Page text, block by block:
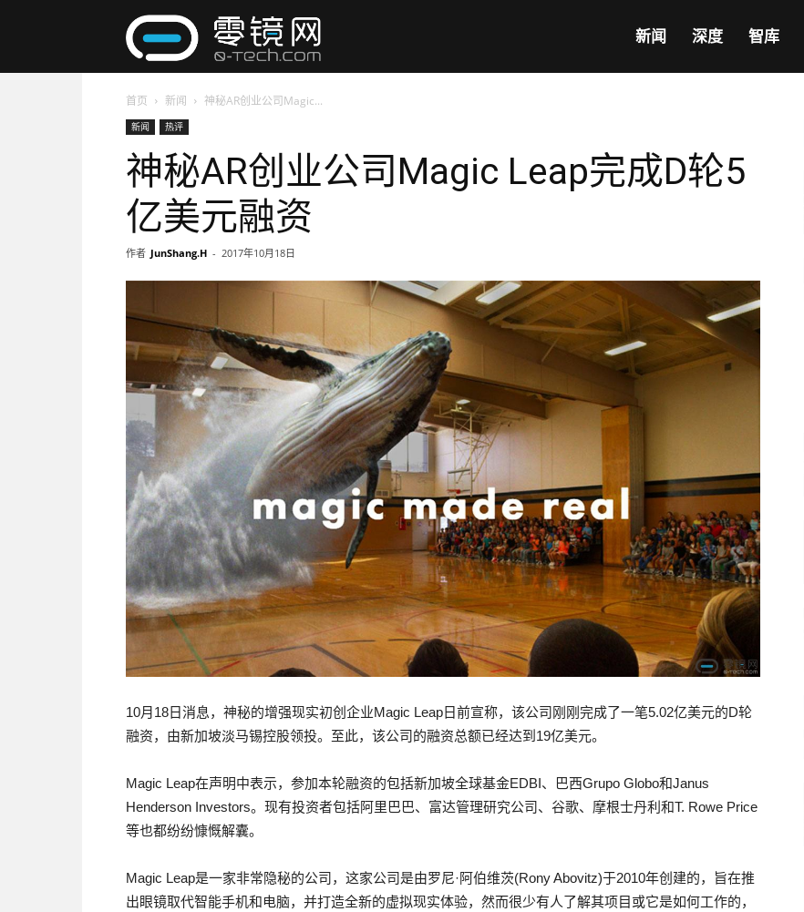
镜
网
新闻 深度 智库
首页 新闻 神秘AR创业公司Magic...
新闻 热评
神秘AR创业公司Magic Leap完成D轮5
亿美元融资
作者 JunShang.H - 2017年10月18日
10月18日消息，神秘的增强现实初创企业Magic Leap日前宣称，该公司刚刚完成了一笔5.02亿美元的D轮
融资，由新加坡淡马锡控股领投。至此，该公司的融资总额已经达到19亿美元。
Magic Leap在声明中表示，参加本轮融资的包括新加坡全球基金EDBI、巴西Grupo Globo和Janus
Henderson Investors。现有投资者包括阿里巴巴、富达管理研究公司、谷歌、摩根士丹利和T. Rowe Price
等也都纷纷慷慨解囊。
Magic Leap是一家非常隐秘的公司，这家公司是由罗尼·阿伯维茨(Rony Abovitz)于2010年创建的，旨在推
出眼镜取代智能手机和电脑，并打造全新的虚拟现实体验，然而很少有人了解其项目或它是如何工作的，